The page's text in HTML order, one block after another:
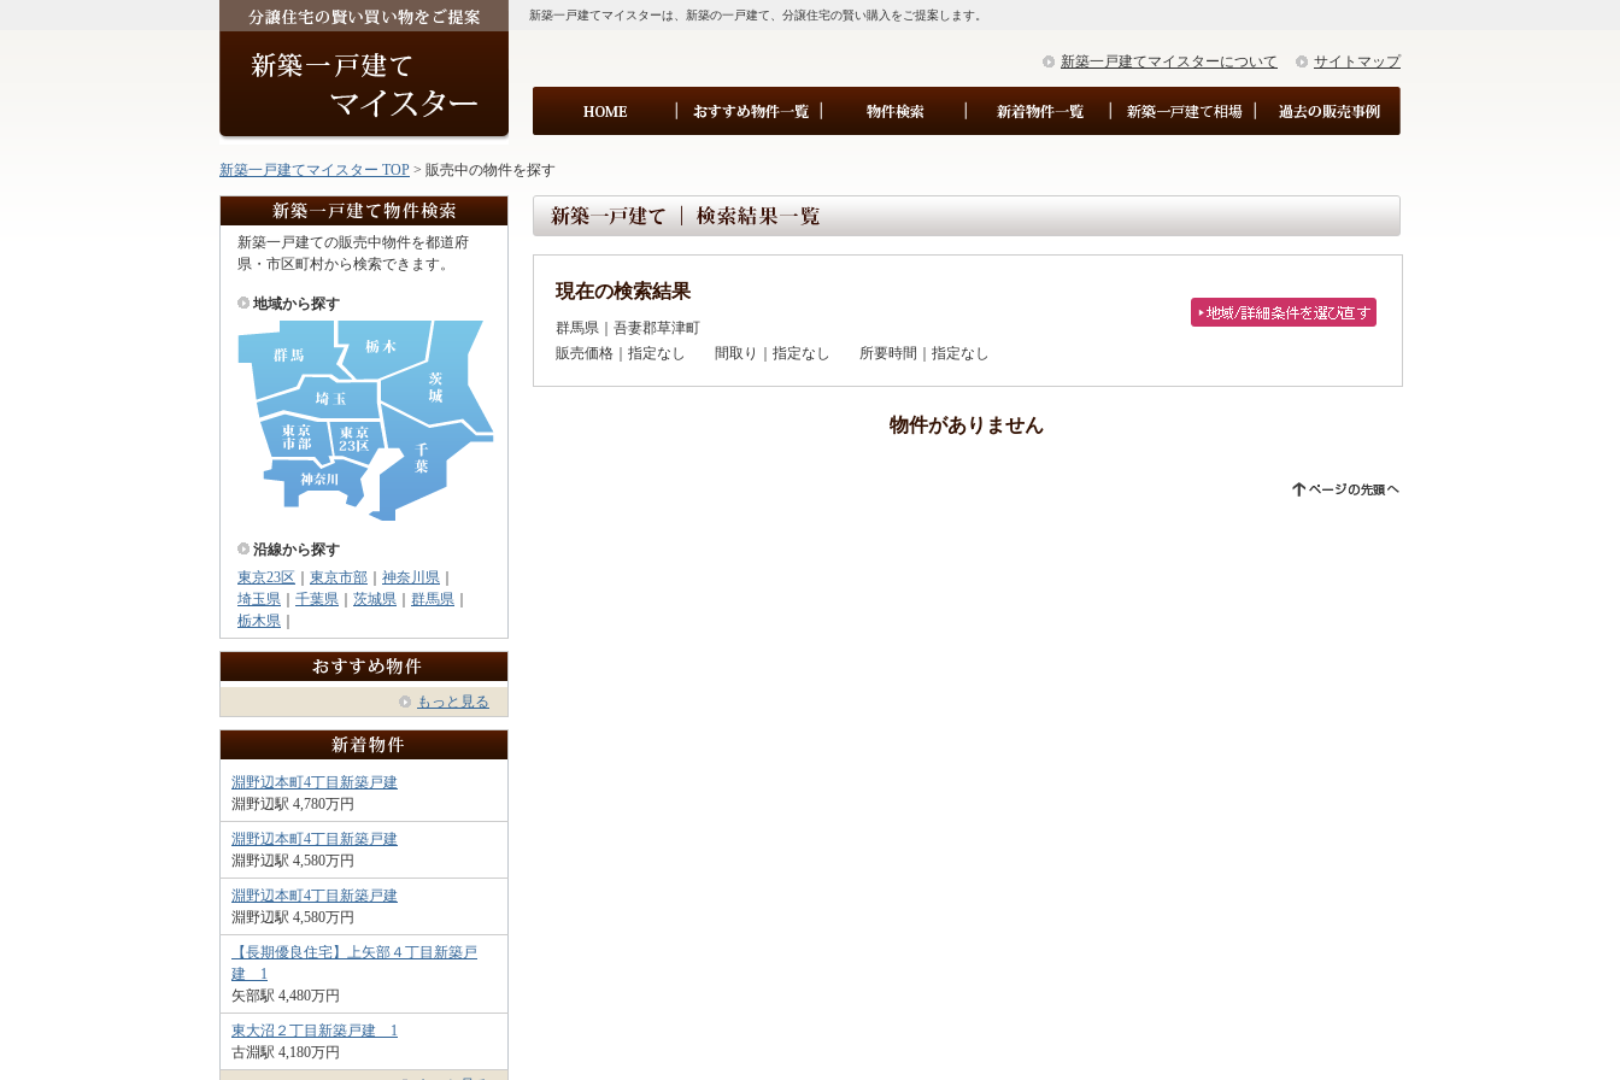
新築一戸建てマイスターは、新築の一戸建て、分譲住宅の賢い購入をご提案します。
サイトマップ
新築一戸建てマイスターについて
新築一戸建てマイスター TOP > 販売中の物件を探す
新築一戸建ての販売中物件を都道府
県・市区町村から検索できます。
地域から探す
沿線から探す
東京23区
東京市部 神奈川県
埼玉県
千葉県 茨城県 群馬県
栃木県
もっと見る
淵野辺本町4丁目新築戸建
淵野辺駅 4,780万円
淵野辺本町4丁目新築戸建
淵野辺駅 4,580万円
淵野辺本町4丁目新築戸建
淵野辺駅 4,580万円
【長期優良住宅】上矢部４丁目新築戸
建 1
矢部駅 4,480万円
東大沼２丁目新築戸建 1
古淵駅 4,180万円
現在の検索結果
群馬県｜吾妻郡草津町
販売価格｜指定なし 間取り｜指定なし 所要時間｜指定なし
物件がありません